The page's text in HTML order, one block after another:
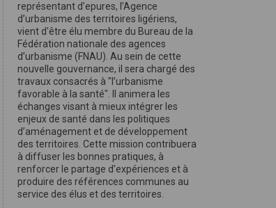
représentant d’epures, l’Agence
d’urbanisme des territoires ligériens,
vient d'être élu membre du Bureau de la
Fédération nationale des agences
d’urbanisme (FNAU). Au sein de cette
nouvelle gouvernance, il sera chargé des
travaux consacrés à "l’urbanisme
favorable à la santé". Il animera les
échanges visant à mieux intégrer les
enjeux de santé dans les politiques
d’aménagement et de développement
des territoires. Cette mission contribuera
à diffuser les bonnes pratiques, à
renforcer le partage d’expériences et à
produire des références communes au
service des élus et des territoires.